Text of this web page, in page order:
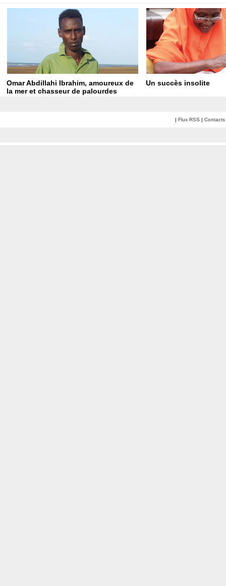
Omar Abdillahi Ibrahim, amoureux de
la mer et chasseur de palourdes
Un succès insolite
| Flux RSS | Contacts